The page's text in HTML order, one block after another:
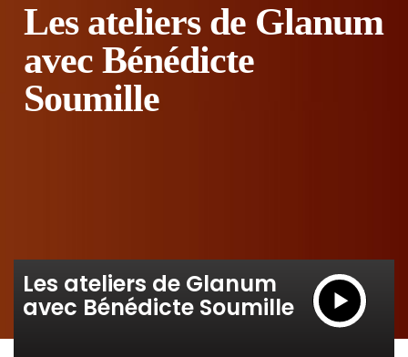
Les ateliers de Glanum
avec Bénédicte
Soumille
Les ateliers de Glanum
avec Bénédicte Soumille